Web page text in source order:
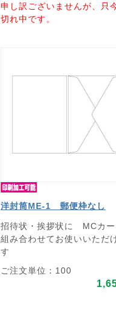
申し訳ございませんが、只
切れ中です。
洋封筒ME-1 郵便枠なし
招待状・挨拶状に MCカ
組み合わせてお使いいただ
す
ご注文単位：100